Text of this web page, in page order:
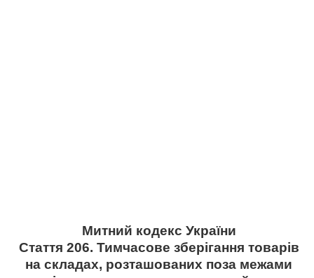
Митний кодекс України
Стаття 206. Тимчасове зберігання товарів
на складах, розташованих поза межами